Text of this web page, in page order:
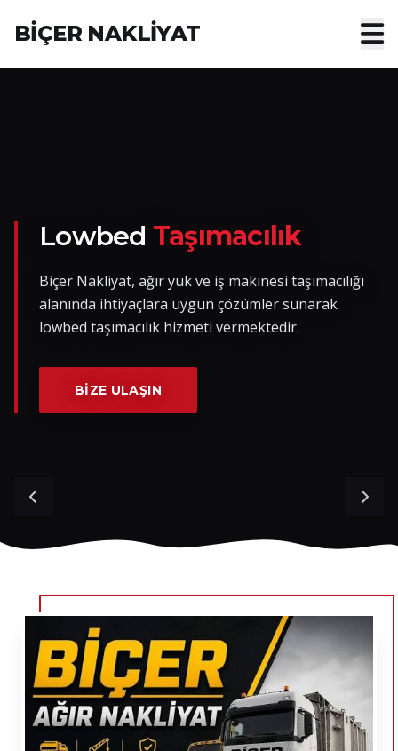
BİÇER NAKLİYAT
Nakliye Yük İlanları
İletişim
Lowbed Taşımacılık
Biçer Nakliyat, ağır yük ve iş makinesi taşımacılığı
alanında ihtiyaçlara uygun çözümler sunarak
lowbed taşımacılık hizmeti vermektedir.
BIZE ULAŞIN